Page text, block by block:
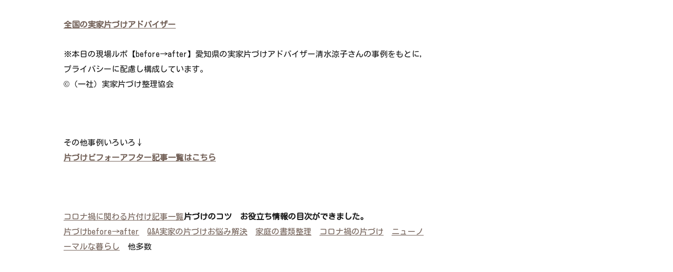
全国の実家片づけアドバイザー
※本日の現場ルポ【before→after】愛知県の実家片づけアドバイザー清水涼子さんの事例をもとに，
プライバシーに配慮し構成しています。
©（一社）実家片づけ整理協会
その他事例いろいろ↓
片づけビフォーアフター記事一覧はこちら
コロナ禍に関わる片付け記事一覧片づけのコツ お役立ち情報の目次ができました。
片づけbefore→after
Q&A実家の片づけお悩み解決 家庭の書類整理 コロナ禍の片づけ
ニューノ
ーマルな暮らし 他多数